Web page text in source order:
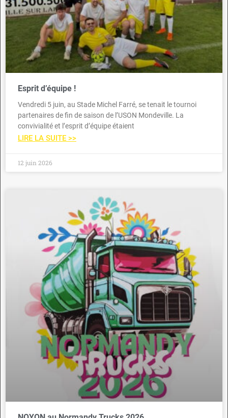
Esprit d’équipe !
Vendredi 5 juin, au Stade Michel Farré, se tenait le tournoi
partenaires de fin de saison de l’USON Mondeville. La
convivialité et l’esprit d’équipe étaient
LIRE LA SUITE >>
12 juin 2026